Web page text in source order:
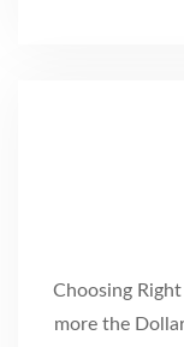
Choosing
more the